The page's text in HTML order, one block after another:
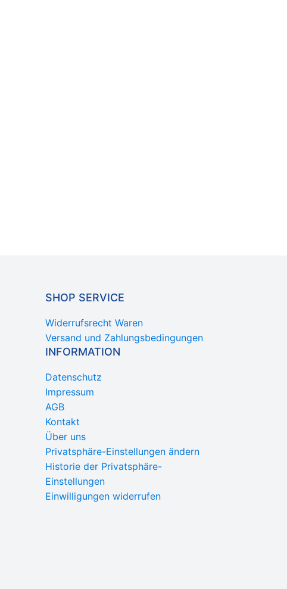
SHOP SERVICE
Widerrufsrecht Waren
Versand und Zahlungsbedingungen
INFORMATION
Datenschutz
Impressum
AGB
Kontakt
Über uns
Privatsphäre-Einstellungen ändern
Historie der Privatsphäre-
Einstellungen
Einwilligungen widerrufen